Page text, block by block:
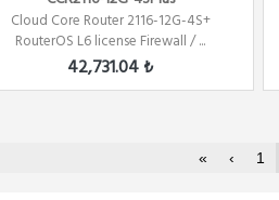
Cloud Core Router 2116-12G-4S+
RouterOS L6 license Firewall / ...
42,731.04 ₺
« ‹ 1